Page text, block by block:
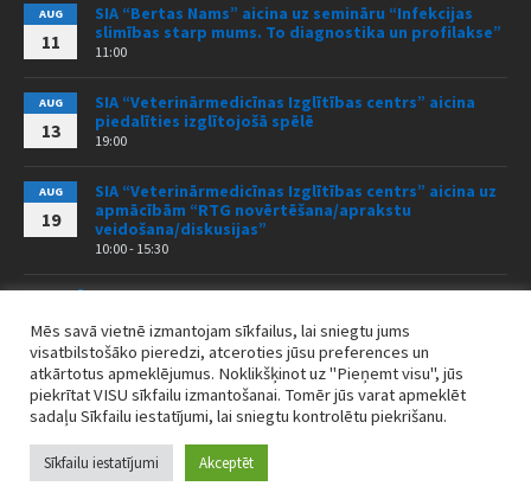
AUG
11
SIA “Bertas Nams” aicina uz semināru “Infekcijas
slimības starp mums. To diagnostika un profilakse”
11:00
AUG
13
SIA “Veterinārmedicīnas Izglītības centrs” aicina
piedalīties izglītojošā spēlē
19:00
AUG
19
SIA “Veterinārmedicīnas Izglītības centrs” aicina uz
apmācībām “RTG novērtēšana/aprakstu
veidošana/diskusijas”
10:00 - 15:30
VISI PASĀKUMI
Sīkdatņu politika Jaunumi
© 2026 LVB / DESIGN BY
Mēs savā vietnē izmantojam sīkfailus, lai sniegtu jums
visatbilstošāko pieredzi, atceroties jūsu preferences un
atkārtotus apmeklējumus. Noklikšķinot uz "Pieņemt visu", jūs
piekrītat VISU sīkfailu izmantošanai. Tomēr jūs varat apmeklēt
sadaļu Sīkfailu iestatījumi, lai sniegtu kontrolētu piekrišanu.
Sīkfailu iestatījumi Akceptēt